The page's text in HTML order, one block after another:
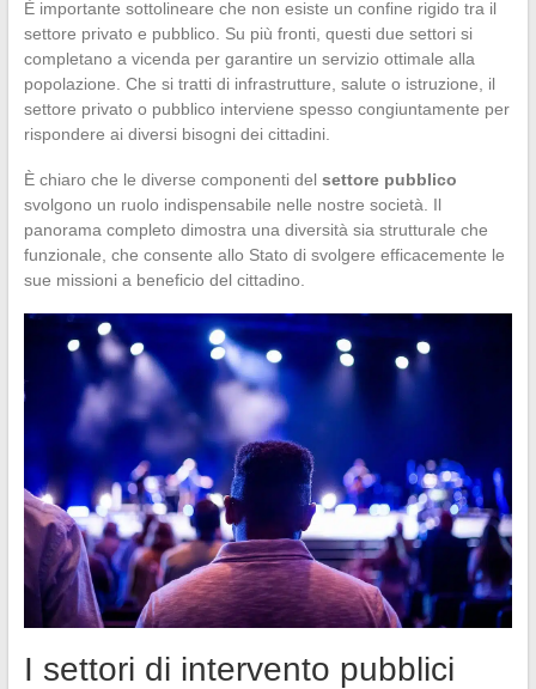
È importante sottolineare che non esiste un confine rigido tra il
settore privato e pubblico. Su più fronti, questi due settori si
completano a vicenda per garantire un servizio ottimale alla
popolazione. Che si tratti di infrastrutture, salute o istruzione, il
settore privato o pubblico interviene spesso congiuntamente per
rispondere ai diversi bisogni dei cittadini.
È chiaro che le diverse componenti del settore pubblico
svolgono un ruolo indispensabile nelle nostre società. Il
panorama completo dimostra una diversità sia strutturale che
funzionale, che consente allo Stato di svolgere efficacemente le
sue missioni a beneficio del cittadino.
I settori di intervento pubblici